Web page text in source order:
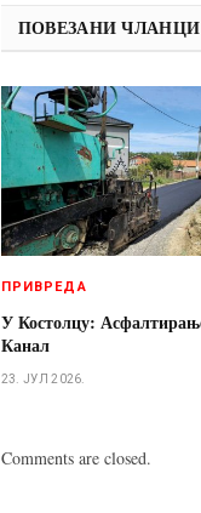
ПОВЕЗАНИ ЧЛАНЦИ
ПРИВРЕДА
У Костолцу:
Канал
23. ЈУЛ 2026.
Comments are closed.